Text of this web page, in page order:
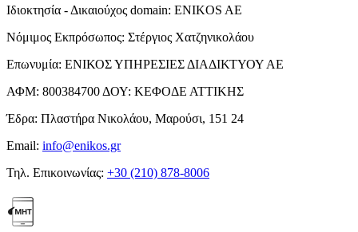
Ιδιοκτησία - Δικαιούχος domain: ENIKOS AE
Νόμιμος Εκπρόσωπος: Στέργιος Χατζηνικολάου
Επωνυμία: ΕΝΙΚΟΣ ΥΠΗΡΕΣΙΕΣ ΔΙΑΔΙΚΤΥΟΥ ΑΕ
ΑΦΜ: 800384700 ΔΟΥ: ΚΕΦΟΔΕ ΑΤΤΙΚΗΣ
Έδρα: Πλαστήρα Νικολάου, Μαρούσι, 151 24
Email: info@enikos.gr
Τηλ. Επικοινωνίας: +30 (210) 878-8006